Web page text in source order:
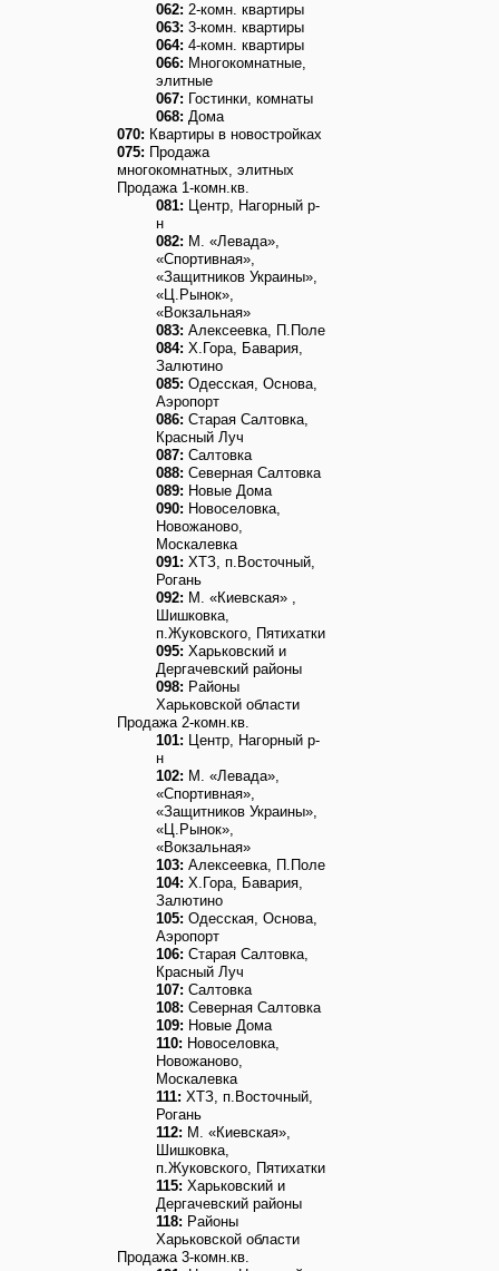
062: 2-комн. квартиры
063: 3-комн. квартиры
064: 4-комн. квартиры
066: Многокомнатные,
элитные
067: Гостинки, комнаты
068: Дома
070: Квартиры в новостройках
075: Продажа
многокомнатных, элитных
Продажа 1-комн.кв.
081: Центр, Нагорный р-
н
082: М. «Левада»,
«Спортивная»,
«Защитников Украины»,
«Ц.Рынок»,
«Вокзальная»
083: Алексеевка, П.Поле
084: Х.Гора, Бавария,
Залютино
085: Одесская, Основа,
Аэропорт
086: Старая Салтовка,
Красный Луч
087: Салтовка
088: Северная Салтовка
089: Новые Дома
090: Новоселовка,
Новожаново,
Москалевка
091: ХТЗ, п.Восточный,
Рогань
092: М. «Киевская» ,
Шишковка,
п.Жуковского, Пятихатки
095: Харьковский и
Дергачевский районы
098: Районы
Харьковской области
Продажа 2-комн.кв.
101: Центр, Нагорный р-
н
102: М. «Левада»,
«Спортивная»,
«Защитников Украины»,
«Ц.Рынок»,
«Вокзальная»
103: Алексеевка, П.Поле
104: Х.Гора, Бавария,
Залютино
105: Одесская, Основа,
Аэропорт
106: Старая Салтовка,
Красный Луч
107: Салтовка
108: Северная Салтовка
109: Новые Дома
110: Новоселовка,
Новожаново,
Москалевка
111: ХТЗ, п.Восточный,
Рогань
112: М. «Киевская»,
Шишковка,
п.Жуковского, Пятихатки
115: Харьковский и
Дергачевский районы
118: Районы
Харьковской области
Продажа 3-комн.кв.